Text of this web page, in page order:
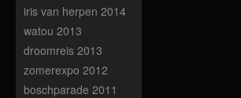
iris van herpen 2014
watou 2013
droomreis 2013
zomerexpo 2012
boschparade 2011